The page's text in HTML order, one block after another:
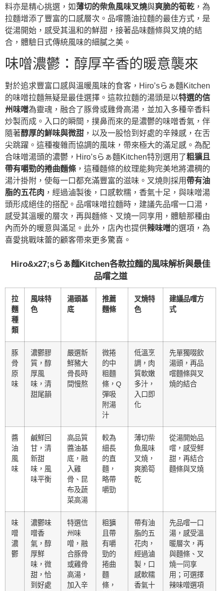
料亦是精心挑選，如薄切的柴魚風味叉燒與爽脆的筍乾 ，為
拉麵增添了豐富的口感層次。品嚐醬油拉麵的最佳方式，是
從湯開始，感受其溫和的鮮甜，接著品味麵條與叉燒的結
合，體驗日式傳統風味的細膩之美。
味噌濃鬱：醇厚辛香的暖意襲來
對於追求豐富口感與溫暖風味的食客，Hiro’sらぁ麵Kitchen
的味噌拉麵無疑是最佳選擇。這款拉麵的湯頭是以特選的信
州味噌為靈魂，融合了豚骨或雞骨高湯，並加入多種辛香料
炒製而成。入口的瞬間，撲鼻而來的是濃鬱的味噌香氣，伴
隨著醇厚的鮮味與微甜 ，以及一股恰到好處的辛辣感，在舌
尖跳躍。這種複雜而協調的風味，帶來極大的滿足感。為配
合味噌湯頭的濃鬱，Hiro’sらぁ麵Kitchen特別選用了粗獷且
帶有嚼勁的捲曲麵條 ，這種麵條的紋理能夠完美地將濃稠的
湯汁掛附，使每一口都充滿豐富的滋味。叉燒則採用 帶有油
脂的五花肉 ，經過滷製後，口感軟糯，香氣十足，與味噌湯
頭形成絕佳的搭配。品嚐味噌拉麵時，建議先品嚐一口湯，
感受其溫暖的層次，再與麵條、叉燒一同享用，體驗那種由
內而外的暖意與滿足。此外，店內也提供辣味噌的選項，為
喜愛挑戰味蕾的顧客帶來更多驚喜。
Hiro&x27;sらぁ麵Kitchen各款拉麵的風味解析與最佳
品嚐之道
拉
麵
種
類
風味特
色
湯頭基
底
推薦
麵條
叉燒特
色
建議品嚐方
式
豚
骨
原
味
濃鬱膠
質，醇
厚風
味，清
甜尾韻
嚴選新
鮮豬大
骨長時
間慢熬
微捲
的中
粗麵
條，Q
彈吸
附湯
汁
低溫烹
調，肉
質軟嫩
多汁，
入口即
化
先單獨啜飲
湯頭，再品
嚐麵條與叉
燒的結合
醬
油
風
味
鹹鮮回
甘，清
新甜
味，風
味平衡
高品質
醬油基
底，融
入雞
骨、昆
布及蔬
菜高湯
較為
細長
的直
麵，
略帶
嚼勁
薄切柴
魚風味
叉燒，
爽脆筍
乾
從湯開始品
嚐，感受鮮
甜，再結合
麵條與叉燒
味
噌
濃
鬱
濃鬱味
噌香
氣，醇
厚鮮
味，微
甜，恰
到好處
特選信
州味
噌，融
合豚骨
或雞骨
高湯，
加入辛
粗獷
且帶
有嚼
勁的
捲曲
麵
條，
帶有油
脂的五
花肉，
經過滷
製，口
感軟糯
香氣十
先品嚐一口
湯，感受溫
暖層次，再
與麵條、叉
燒一同享
用；可選擇
辣味噌選項